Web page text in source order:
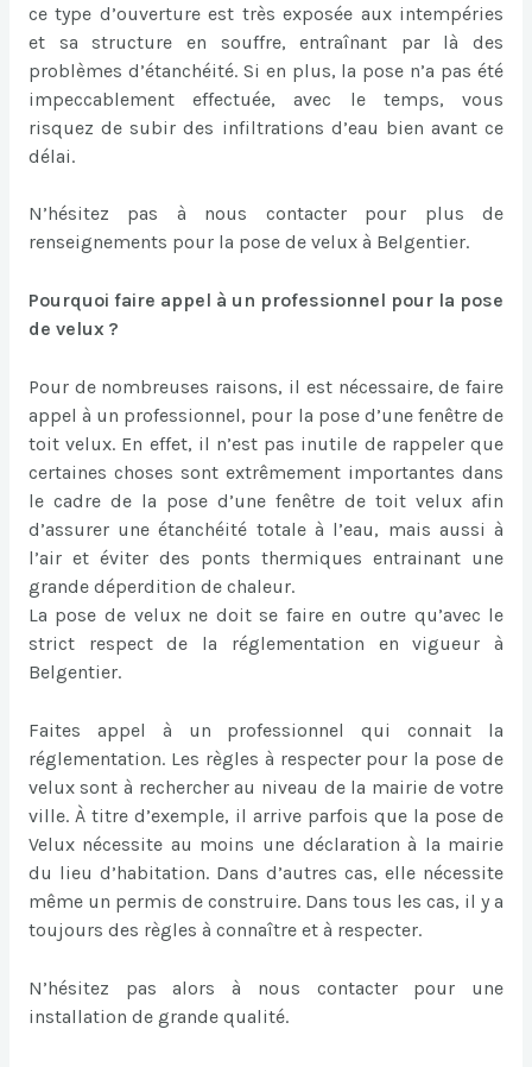
ce type d’ouverture est très exposée aux intempéries
et sa structure en souffre, entraînant par là des
problèmes d’étanchéité. Si en plus, la pose n’a pas été
impeccablement effectuée, avec le temps, vous
risquez de subir des infiltrations d’eau bien avant ce
délai.
N’hésitez pas à nous contacter pour plus de
renseignements pour la pose de velux à Belgentier.
Pourquoi faire appel à un professionnel pour la pose
de velux ?
Pour de nombreuses raisons, il est nécessaire, de faire
appel à un professionnel, pour la pose d’une fenêtre de
toit velux. En effet, il n’est pas inutile de rappeler que
certaines choses sont extrêmement importantes dans
le cadre de la pose d’une fenêtre de toit velux afin
d’assurer une étanchéité totale à l’eau, mais aussi à
l’air et éviter des ponts thermiques entrainant une
grande déperdition de chaleur.
La pose de velux ne doit se faire en outre qu’avec le
strict respect de la réglementation en vigueur à
Belgentier.
Faites appel à un professionnel qui connait la
réglementation. Les règles à respecter pour la pose de
velux sont à rechercher au niveau de la mairie de votre
ville. À titre d’exemple, il arrive parfois que la pose de
Velux nécessite au moins une déclaration à la mairie
du lieu d’habitation. Dans d’autres cas, elle nécessite
même un permis de construire. Dans tous les cas, il y a
toujours des règles à connaître et à respecter.
N’hésitez pas alors à nous contacter pour une
installation de grande qualité.